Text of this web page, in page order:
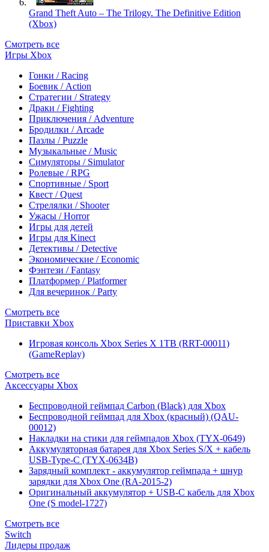
Grand Theft Auto – The Trilogy. The Definitive Edition
(Xbox)
Смотреть все
Игры Xbox
Гонки / Racing
Боевик / Action
Стратегии / Strategy
Драки / Fighting
Приключения / Adventure
Бродилки / Arcade
Пазлы / Puzzle
Музыкальные / Music
Симуляторы / Simulator
Ролевые / RPG
Спортивные / Sport
Квест / Quest
Стрелялки / Shooter
Ужасы / Horror
Игры для детей
Игры для Kinect
Детективы / Detective
Экономические / Economic
Фэнтези / Fantasy
Платформер / Platformer
Для вечеринок / Party
Смотреть все
Приставки Xbox
Игровая консоль Xbox Series X 1TB (RRT-00011)
(GameReplay)
Смотреть все
Аксессуары Xbox
Беспроводной геймпад Carbon (Black) для Xbox
Беспроводной геймпад для Xbox (красный) (QAU-
00012)
Накладки на стики для геймпадов Xbox (TYX-0649)
Аккумуляторная батарея для Xbox Series S/X + кабель
USB-Type-C (TYX-0634B)
Зарядный комплект - аккумулятор геймпада + шнур
зарядки для Xbox One (RA-2015-2)
Оригинальный аккумулятор + USB-C кабель для Xbox
One (S model-1727)
Смотреть все
Switch
Лидеры продаж